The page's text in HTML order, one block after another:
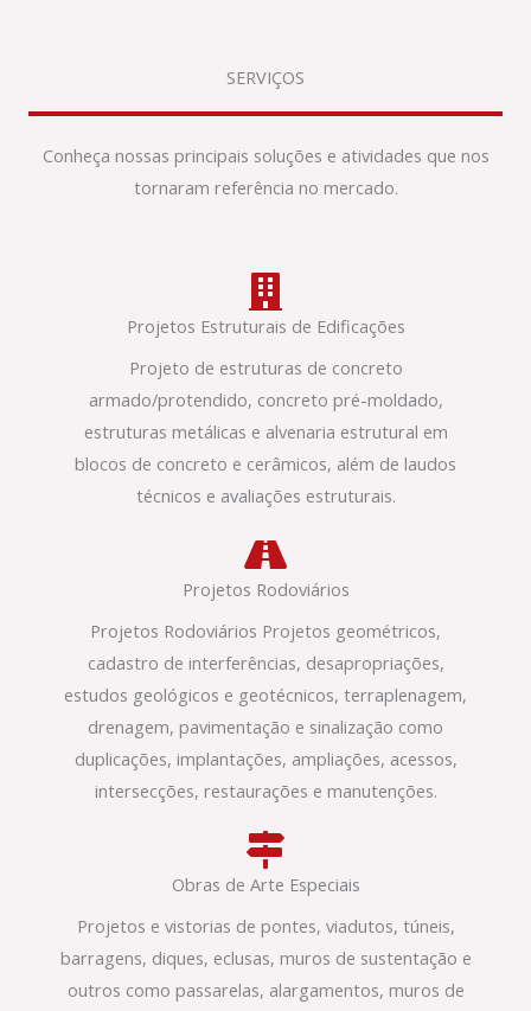
SERVIÇOS
Conheça nossas principais soluções e atividades que nos
tornaram referência no mercado.
Projetos Estruturais de Edificações
Projeto de estruturas de concreto
armado/protendido, concreto pré-moldado,
estruturas metálicas e alvenaria estrutural em
blocos de concreto e cerâmicos, além de laudos
técnicos e avaliações estruturais.
Projetos Rodoviários
Projetos Rodoviários Projetos geométricos,
cadastro de interferências, desapropriações,
estudos geológicos e geotécnicos, terraplenagem,
drenagem, pavimentação e sinalização como
duplicações, implantações, ampliações, acessos,
intersecções, restaurações e manutenções.
Obras de Arte Especiais
Projetos e vistorias de pontes, viadutos, túneis,
barragens, diques, eclusas, muros de sustentação e
outros como passarelas, alargamentos, muros de